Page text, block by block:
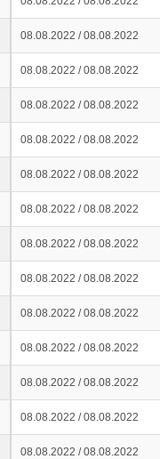
08.08.2022 / 08.08.2022
08.08.2022 / 08.08.2022
08.08.2022 / 08.08.2022
08.08.2022 / 08.08.2022
08.08.2022 / 08.08.2022
08.08.2022 / 08.08.2022
08.08.2022 / 08.08.2022
08.08.2022 / 08.08.2022
08.08.2022 / 08.08.2022
08.08.2022 / 08.08.2022
08.08.2022 / 08.08.2022
08.08.2022 / 08.08.2022
08.08.2022 / 08.08.2022